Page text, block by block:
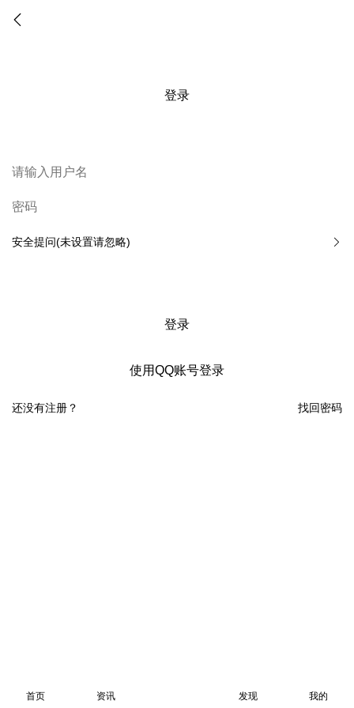
登录
安全提问(未设置请忽略)
登录
使用QQ账号登录
找回密码
还没有注册？
首页 资讯 发现 我的